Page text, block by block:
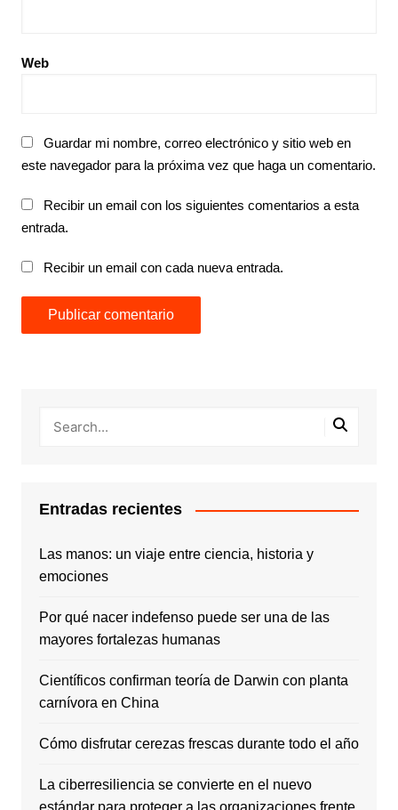
Web
Guardar mi nombre, correo electrónico y sitio web en
este navegador para la próxima vez que haga un comentario.
Recibir un email con los siguientes comentarios a esta
entrada.
Recibir un email con cada nueva entrada.
Entradas recientes
Las manos: un viaje entre ciencia, historia y
emociones
Por qué nacer indefenso puede ser una de las
mayores fortalezas humanas
Científicos confirman teoría de Darwin con planta
carnívora en China
Cómo disfrutar cerezas frescas durante todo el año
La ciberresiliencia se convierte en el nuevo
estándar para proteger a las organizaciones frente